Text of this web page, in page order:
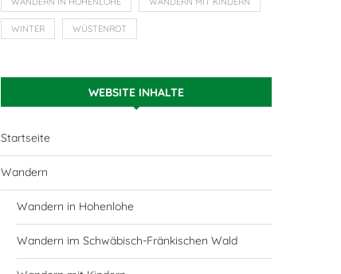
WINTER WÜSTENROT
WEBSITE INHALTE
Startseite
Wandern
Wandern in Hohenlohe
Wandern im Schwäbisch-Fränkischen Wald